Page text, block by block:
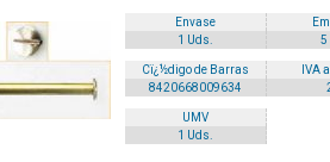
Envase
1 Uds.
5
Cï¿½digo de Barras
IVA
8420668009634
UMV
1 Uds.